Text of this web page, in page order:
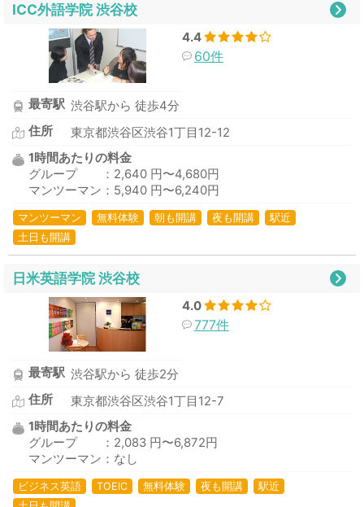
ICC外語学院 渋谷校
4.4
60件
最寄駅 渋谷駅から 徒歩4分
住所
東京都渋谷区渋谷1丁目12-12
1時間あたりの料金
グループ ：2,640 円〜4,680円
マンツーマン：5,940 円〜6,240円
マンツーマン 無料体験 朝も開講 夜も開講
駅近
土日も開講
日米英語学院 渋谷校
4.0
777件
最寄駅 渋谷駅から 徒歩2分
住所
東京都渋谷区渋谷1丁目12-7
1時間あたりの料金
グループ ：2,083 円〜6,872円
マンツーマン：なし
ビジネス英語 TOEIC 無料体験 夜も開講
駅近